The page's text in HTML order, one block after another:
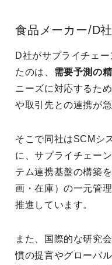
食品メーカー/D
D社がサプライチェ
たのは、 需要予測の
ニーズに対応するた
や取引先との連携が急
そこで同社はSCMシ
に、サプライチェー
テム連携基盤の構築
画・在庫）の一元管
推進しています。
また、国際的な研究
慣の提言やグローバ